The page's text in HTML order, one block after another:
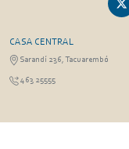
CASA CENTRAL
Sarandí 236, Tacuarembó
463 25555